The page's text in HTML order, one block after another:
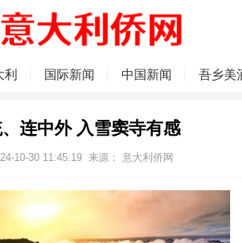
利 国际新闻 中国新闻 吾乡美
连中外 入雪窦寺有感
10-30 11:45:19 来源： 意大利侨网